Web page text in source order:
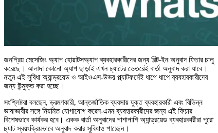
জনপ্রিয় মেসেজিং অ্যাপ হোয়াটসঅ্যাপ ব্যবহারকারীদের জন্য বিল্ট-ইন অনুবাদ ফিচার চালু
করেছে। আলাদা কোনো অ্যাপ ছাড়াই এখন চ্যাটের ভেতরেই বার্তা অনুবাদ করা যাবে।
নতুন এই সুবিধা অ্যান্ড্রয়েড ও আইওএস-উভয় প্ল্যাটফর্মেই ধাপে ধাপে ব্যবহারকারীদের
জন্য উন্মুক্ত করা হচ্ছে।
সংশ্লিষ্টরা বলছেন, ভ্রমণকারী, আন্তর্জাতিক ব্যবসায় যুক্ত ব্যবহারকারী এবং বিভিন্ন
ভাষাভাষীর সঙ্গে নিয়মিত যোগাযোগ করেন-এমন ব্যবহারকারীদের জন্য এই ফিচার
বিশেষভাবে কার্যকর হবে। একক বার্তা অনুবাদের পাশাপাশি অ্যান্ড্রয়েড ব্যবহারকারীরা পুরো
চ্যাট স্বয়ংক্রিয়ভাবে অনুবাদ করার সুবিধাও পাচ্ছেন।